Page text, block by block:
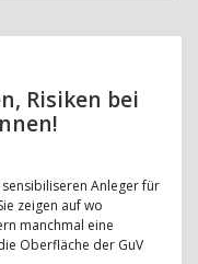
Risiken bei
Anleger für
zeigen auf wo
manchmal eine
Oberfläche der GuV